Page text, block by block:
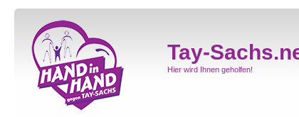
Tay-
Hier wird Ihnen geholfen!